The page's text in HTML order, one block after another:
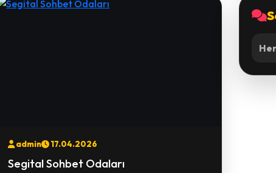
admin 17.04.2026
Segital Sohbet Odaları